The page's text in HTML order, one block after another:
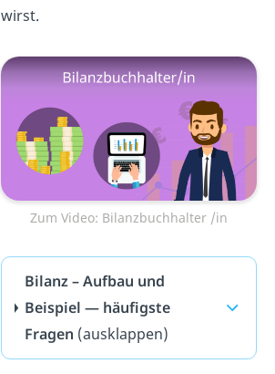
wirst.
Zum Video: Bilanzbuchhalter /in
Bilanz – Aufbau und
Beispiel — häufigste
Fragen (ausklappen)